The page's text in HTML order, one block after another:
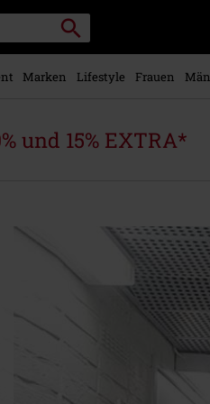
Packstation
suchen
Marken Lifestyle Frauen
und 15% EXTRA*